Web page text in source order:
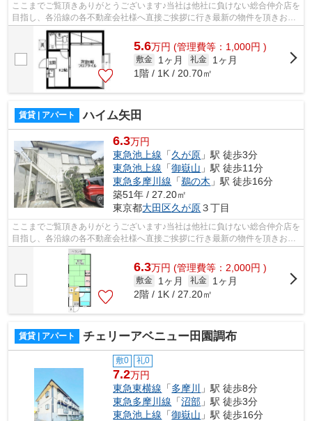
ここまでご覧頂きありがとうございます♪当社は他社に負けない総合仲介店を
目指し、各沿線の各不動産会社様へ直接ご挨拶に行き最新の物件を頂きお客
様へ提供しております！最新の情報は...
5.6万円 (管理費等：1,000円 )
敷金 1ヶ月 礼金
1ヶ月
1階 / 1K / 20.70㎡
賃貸 | アパート ハイム矢田
6.3万円
東急池上線 「久が原 」駅 徒歩3分
東急池上線 「御嶽山 」駅 徒歩11分
東急多摩川線 「鵜の木 」駅 徒歩16分
築51年 / 27.20㎡
東京都大田区久が原３丁目
ここまでご覧頂きありがとうございます♪当社は他社に負けない総合仲介店を
目指し、各沿線の各不動産会社様へ直接ご挨拶に行き最新の物件を頂きお客
様へ提供しております！最新の情報は...
6.3万円 (管理費等：2,000円 )
敷金 1ヶ月 礼金
1ヶ月
2階 / 1K / 27.20㎡
賃貸 | アパート チェリーアベニュー田園調布
敷0 礼0
7.2万円
東急東横線 「多摩川
」駅 徒歩8分
東急多摩川線 「沼部 」駅 徒歩3分
東急池上線 「御嶽山 」駅 徒歩16分